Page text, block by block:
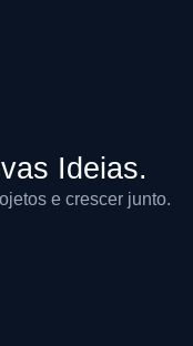
Ideias.
e crescer junto.